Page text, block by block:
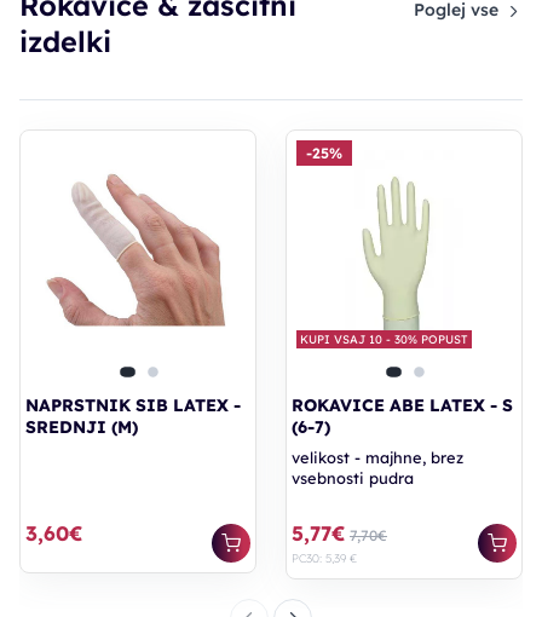
izdelki
Poglej vse
NAPRSTNIK SIB LATEX -
SREDNJI (M)
3,60€
KUPI VSAJ 10 - 30% POPUST
-25%
ROKAVICE ABE LATEX - S
(6-7)
velikost - majhne, brez
vsebnosti pudra
5,77€ 7,70€
PC30: 5,39 €